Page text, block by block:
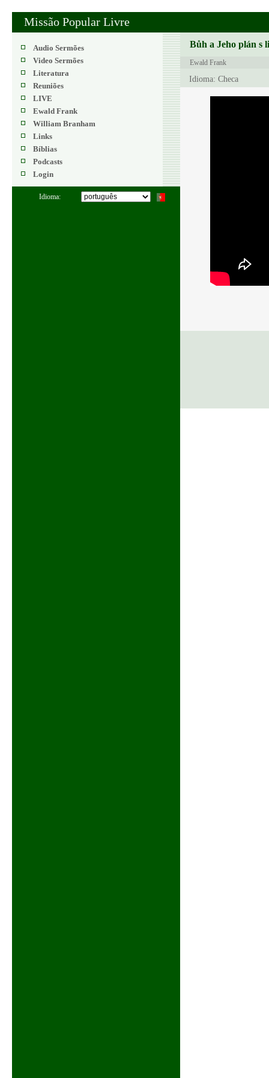
Missão Popular Livre
Audio Sermões
Video Sermões
Literatura
Reuniões
LIVE
Ewald Frank
William Branham
Links
Bíblias
Podcasts
Login
Idioma:
Bůh a Jeho plán s
Ewald Frank
Idioma: Checa